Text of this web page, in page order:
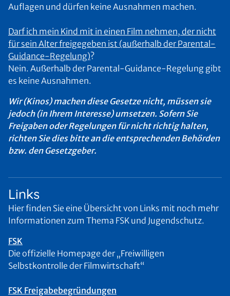
Auflagen und dürfen keine Ausnahmen machen.
Darf ich mein Kind mit in einen Film nehmen, der nicht
für sein Alter freigegeben ist (außerhalb der Parental-
Guidance-Regelung)?
Nein. Außerhalb der Parental-Guidance-Regelung gibt
es keine Ausnahmen.
Wir (Kinos) machen diese Gesetze nicht, müssen sie
jedoch (in Ihrem Interesse) umsetzen. Sofern Sie
Freigaben oder Regelungen für nicht richtig halten,
richten Sie dies bitte an die entsprechenden Behörden
bzw. den Gesetzgeber.
Links
Hier finden Sie eine Übersicht von Links mit noch mehr
Informationen zum Thema FSK und Jugendschutz.
FSK
Die offizielle Homepage der „Freiwilligen
Selbstkontrolle der Filmwirtschaft“
FSK Freigabebegründungen